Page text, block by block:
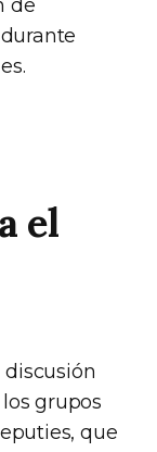
de
el
grupos
que